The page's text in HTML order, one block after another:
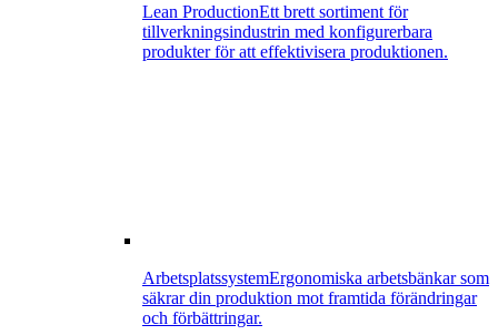
Lean ProductionEtt brett sortiment för
tillverkningsindustrin med konfigurerbara
produkter för att effektivisera produktionen.
ArbetsplatssystemErgonomiska arbetsbänkar som
säkrar din produktion mot framtida förändringar
och förbättringar.